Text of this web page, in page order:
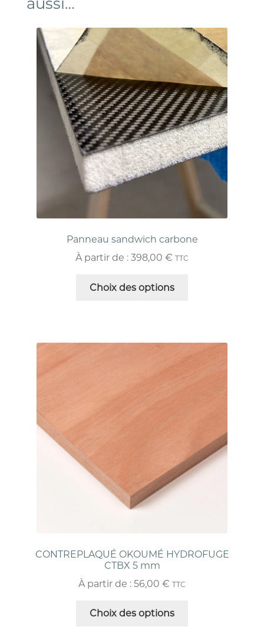
Panneau sandwich carbone
À partir de : 398,00 € TTC
Choix des options
CONTREPLAQUÉ OKOUMÉ HYDROFUGE
CTBX 5 mm
À partir de : 56,00 € TTC
Choix des options